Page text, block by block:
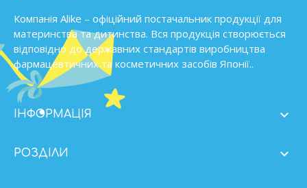
Компанія Alike – офіційний постачальник продукції для
материнства та дитинства. Вся продукція створюється
відповідно до державних стандартів виробництва
фармацевтичних та косметичних засобів Японії..
ІНФОРМАЦІЯ 
РОЗДІЛИ 